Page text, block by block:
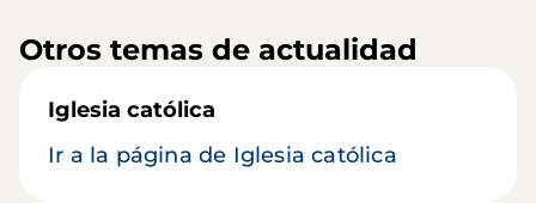
Otros temas de actualidad
Iglesia católica
Ir a la página de Iglesia católica